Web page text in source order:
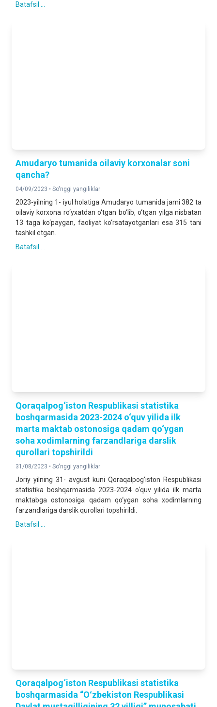
Batafsil ...
Amudaryo tumanida oilaviy korxonalar soni
qancha?
04/09/2023 • So'nggi yangiliklar
2023-yilning 1- iyul holatiga Amudaryo tumanida jami 382 ta
oilaviy korxona ro‘yxatdan o‘tgan bo‘lib, o‘tgan yilga nisbatan
13 taga ko‘paygan, faoliyat ko‘rsatayotganlari esa 315 tani
tashkil etgan.
Batafsil ...
Qoraqalpog‘iston Respublikasi statistika
boshqarmasida 2023-2024 o‘quv yilida ilk
marta maktab ostonosiga qadam qo‘ygan
soha xodimlarning farzandlariga darslik
qurollari topshirildi
31/08/2023 • So'nggi yangiliklar
Joriy yilning 31- avgust kuni Qoraqalpog‘iston Respublikasi
statistika boshqarmasida 2023-2024 o‘quv yilida ilk marta
maktabga ostonosiga qadam qo‘ygan soha xodimlarning
farzandlariga darslik qurollari topshirildi.
Batafsil ...
Qoraqalpog‘iston Respublikasi statistika
boshqarmasida “Oʻzbekiston Respublikasi